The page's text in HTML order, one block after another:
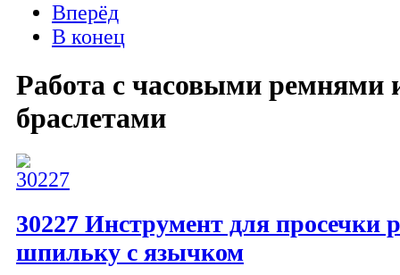
Вперёд
В конец
Работа с часовыми ремнями
браслетами
30227 Инструмент для просечки
шпильку с язычком